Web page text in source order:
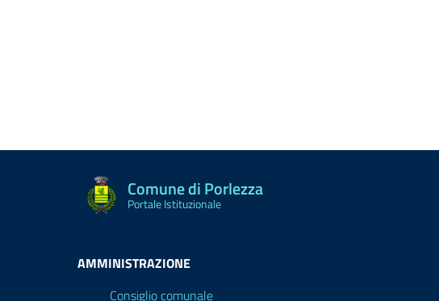
Comune di Porlezza
Portale Istituzionale
AMMINISTRAZIONE
Consiglio comunale